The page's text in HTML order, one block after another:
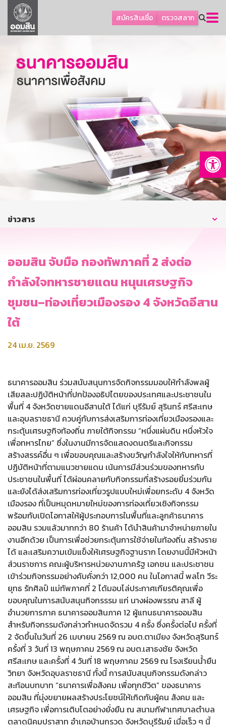
สมัครสินเชื่อ ตรวจสลาก
ลูกค้าธุรกิจ
ลูกค้าผู้ประกอบรายย่อย
ออมเพื่อสุข
เกี่ยวกับธนาคาร
การพัฒนาที่ยั่งยืน
บริการทางการเงิน
ติดต่อเรา
บริการออนไลน์
ข่าวสาร
ออมสิน จับมือ กองทัพภาคที่ 2 ส่งต่อ
กำลังใจทหารชายแดน หนุนเศรษฐกิจ
ชุมชน–ท่องเที่ยวเมืองรอง 4 จังหวัดอีสาน
ใต้
24 เม.ย. 2569
ธนาคารออมสิน ร่วมสนับสนุนการจัดกิจกรรมมอบให้กำลังพลผู้
เสียสละปฏิบัติหน้าที่ปกป้องอธิปไตยของประเทศและประชาชนใน
พื้นที่ 4 จังหวัดชายแดนอีสานใต้ ได้แก่ บุรีรัมย์ สุรินทร์ ศรีสะเกษ
และอุบลราชธานี ควบคู่กับการส่งเสริมการท่องเที่ยวเมืองรองและ
กระตุ้นเศรษฐกิจท้องถิ่น ภายใต้กิจกรรม “หนึ่งแผ่นดิน หนึ่งหัวใจ
เพื่อทหารไทย” ซึ่งในงานมีการจัดแสดงดนตรีและกิจกรรม
สร้างสรรค์อื่น ๆ เพื่อขอบคุณและสร้างขวัญกำลังใจให้กับทหารที่
ปฏิบัติหน้าที่ตามแนวชายแดน เน้นการมีส่วนร่วมของทหารกับ
ประชาชนในพื้นที่ ได้ผ่อนคลายกับกิจกรรมที่สร้างรอยยิ้มร่วมกัน
และยังได้ส่งเสริมการท่องเที่ยวรูปแบบใหม่เพื่อยกระดับ 4 จังหวัด
เมืองรอง ที่เป็นหมุดหมายใหม่ของการท่องเที่ยวเชิงกิจกรรม
พร้อมกับเปิดโอกาสให้ผู้ประกอบการในพื้นที่และลูกค้าธนาคาร
ออมสิน รวมแล้วมากกว่า 80 ร้านค้า ได้นำสินค้ามาจำหน่ายภายใน
งานอีกด้วย เป็นการเพื่อช่วยกระตุ้นการใช้จ่ายในท้องถิ่น สร้างราย
ได้ และเสริมความเข้มแข็งให้เศรษฐกิจฐานราก โดยงานนี้มีหัวหน้า
ส่วนราชการ คณะผู้บริหารหน่วยงานภาครัฐ เอกชน และประชาชน
เข้าร่วมกิจกรรมอย่างคับคั่งกว่า 12,000 คน ในโอกาสนี้ พลโท วีระ
ยุทธ รักศิลป์ แม่ทัพภาคที่ 2 ได้มอบโล่ประกาศเกียรติคุณเพื่อ
ขอบคุณในการสนับสนุนกิจกรรรม แก่ นางผ่องพรรณ สาลี ผู้
อำนวยการภาค ธนาคารออมสินภาค 12 ผู้แทนธนาคารออมสิน
สำหรับกิจกรรมดังกล่าวกำหนดจัดรวม 4 ครั้ง ซึ่งครั้งต่อไป ครั้งที่
2 จัดขึ้นในวันที่ 26 เมษายน 2569 ณ อบต.ตาเมียง จังหวัดสุรินทร์
ครั้งที่ 3 วันที่ 13 พฤษภาคม 2569 ณ อบต.เสาธงชัย จังหวัด
ศรีสะเกษ และครั้งที่ 4 วันที่ 18 พฤษภาคม 2569 ณ โรงเรียนน้ำยืน
วิทยา จังหวัดอุบลราชธานี ทั้งนี้ การสนับสนุนกิจกรรมดังกล่าว
สะท้อนบทบาท “ธนาคารเพื่อสังคม เพื่อทุกชีวิต” ของธนาคาร
ออมสิน ที่มุ่งขยายผลสร้างประโยชน์ให้เกิดกับผู้คน สังคม และ
เศรษฐกิจ เพื่อการเติบโตอย่างยั่งยืน ณ สนามกีฬาเทศบาลตำบล
ตลาดนิคมปราสาท อำเภอบ้านกรวด จังหวัดบุรีรัมย์ เมื่อเร็ว ๆ นี้